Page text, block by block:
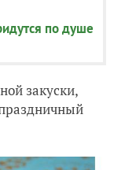
по душе
закуски,